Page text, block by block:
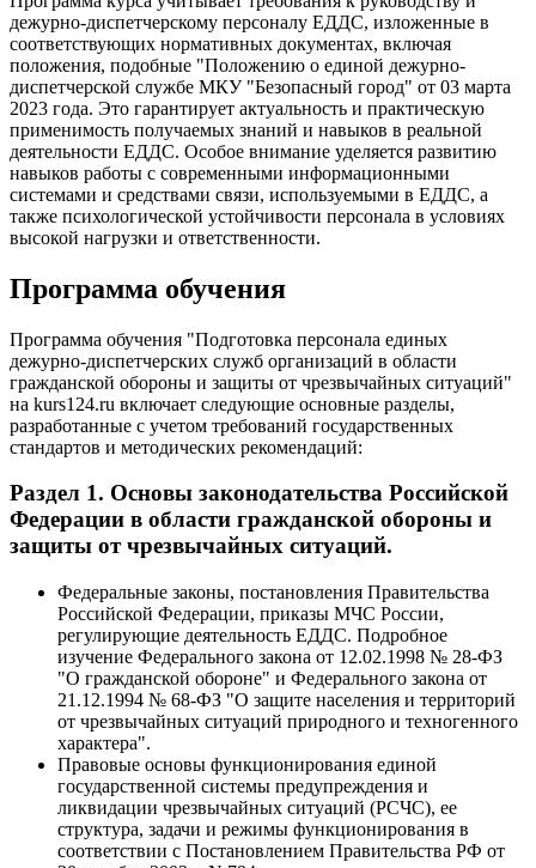
дежурно-диспетчерскому персоналу ЕДДС, изложенные в
соответствующих нормативных документах, включая
положения, подобные "Положению о единой дежурно-
диспетчерской службе МКУ "Безопасный город" от 03 марта
2023 года. Это гарантирует актуальность и практическую
применимость получаемых знаний и навыков в реальной
деятельности ЕДДС. Особое внимание уделяется развитию
навыков работы с современными информационными
системами и средствами связи, используемыми в ЕДДС, а
также психологической устойчивости персонала в условиях
высокой нагрузки и ответственности.
Программа обучения
Программа обучения "Подготовка персонала единых
дежурно-диспетчерских служб организаций в области
гражданской обороны и защиты от чрезвычайных ситуаций"
на kurs124.ru включает следующие основные разделы,
разработанные с учетом требований государственных
стандартов и методических рекомендаций:
Раздел 1. Основы законодательства Российской
Федерации в области гражданской обороны и
защиты от чрезвычайных ситуаций.
Федеральные законы, постановления Правительства
Российской Федерации, приказы МЧС России,
регулирующие деятельность ЕДДС. Подробное
изучение Федерального закона от 12.02.1998 № 28-ФЗ
"О гражданской обороне" и Федерального закона от
21.12.1994 № 68-ФЗ "О защите населения и территорий
от чрезвычайных ситуаций природного и техногенного
характера".
Правовые основы функционирования единой
государственной системы предупреждения и
ликвидации чрезвычайных ситуаций (РСЧС), ее
структура, задачи и режимы функционирования в
соответствии с Постановлением Правительства РФ от